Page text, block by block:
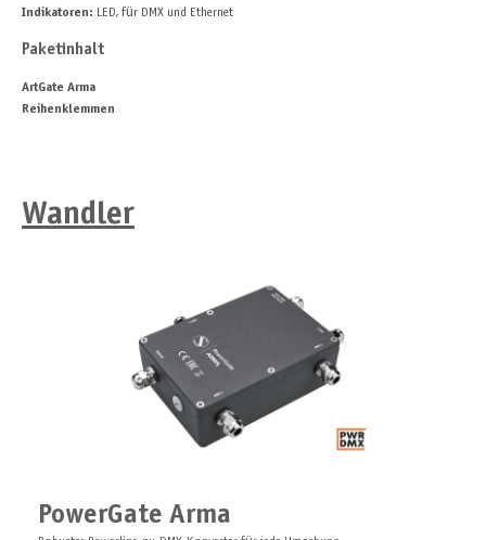
Indikatoren: LED, für DMX und Ethernet
Paketinhalt
ArtGate Arma
Reihenklemmen
Wandler
PowerGate Arma